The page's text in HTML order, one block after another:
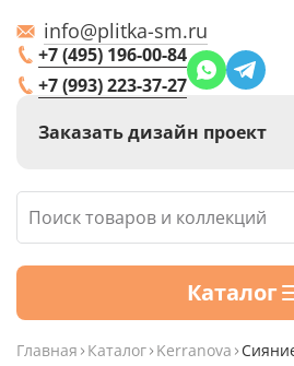
info@plitka-sm.ru
+7 (495) 196-00-84
+7 (993) 223-37-27
Заказать дизайн проект
Каталог
Главная Каталог Kerranova